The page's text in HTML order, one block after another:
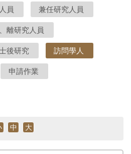
員 兼任研究人員
離研究人員
後研究 訪問學人
申請作業
中 大